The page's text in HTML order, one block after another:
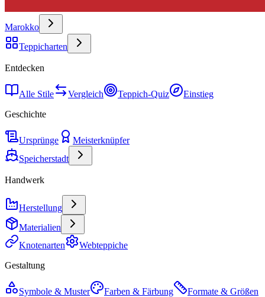
Marokko
Teppicharten
Entdecken
Alle Stile Vergleich Teppich-Quiz
Einstieg
Geschichte
Ursprünge
Meisterknüpfer
Speicherstadt
Handwerk
Herstellung
Materialien
Knotenarten
Webteppiche
Gestaltung
Symbole & Muster Farben & Färbung
Formate & Größen